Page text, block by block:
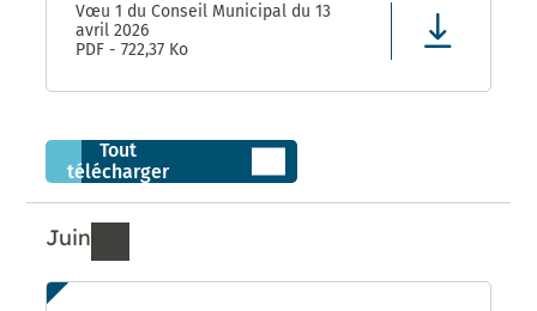
Vœu 1 du Conseil Municipal du 13
avril 2026
PDF - 722,37 Ko
Tout
télécharger
Juin
Ressources de Juin 2026